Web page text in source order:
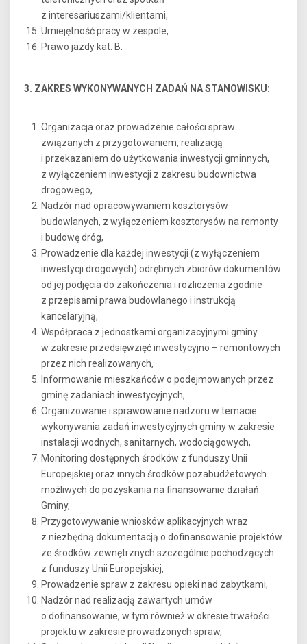
z interesariuszami/klientami,
Umiejętność pracy w zespole,
Prawo jazdy kat. B.
3. ZAKRES WYKONYWANYCH ZADAŃ NA STANOWISKU:
Organizacja oraz prowadzenie całości spraw
związanych z przygotowaniem, realizacją
i przekazaniem do użytkowania inwestycji gminnych,
z wyłączeniem inwestycji z zakresu budownictwa
drogowego,
Nadzór nad opracowywaniem kosztorysów
budowlanych, z wyłączeniem kosztorysów na remonty
i budowę dróg,
Prowadzenie dla każdej inwestycji (z wyłączeniem
inwestycji drogowych) odrębnych zbiorów dokumentów
od jej podjęcia do zakończenia i rozliczenia zgodnie
z przepisami prawa budowlanego i instrukcją
kancelaryjną,
Współpraca z jednostkami organizacyjnymi gminy
w zakresie przedsięwzięć inwestycyjno – remontowych
przez nich realizowanych,
Informowanie mieszkańców o podejmowanych przez
gminę zadaniach inwestycyjnych,
Organizowanie i sprawowanie nadzoru w temacie
wykonywania zadań inwestycyjnych gminy w zakresie
instalacji wodnych, sanitarnych, wodociągowych,
Monitoring dostępnych środków z funduszy Unii
Europejskiej oraz innych środków pozabudżetowych
możliwych do pozyskania na finansowanie działań
Gminy,
Przygotowywanie wniosków aplikacyjnych wraz
z niezbędną dokumentacją o dofinansowanie projektów
ze środków zewnętrznych szczególnie pochodzących
z funduszy Unii Europejskiej,
Prowadzenie spraw z zakresu opieki nad zabytkami,
Nadzór nad realizacją zawartych umów
o dofinansowanie, w tym również w okresie trwałości
projektu w zakresie prowadzonych spraw,